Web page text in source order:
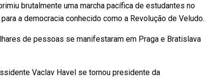
brutalmente uma marcha pacífica de estudantes no
a democracia conhecido como a Revolução de Veludo.
de pessoas se manifestaram em Praga e Bratislava
Vaclav Havel se tornou presidente da